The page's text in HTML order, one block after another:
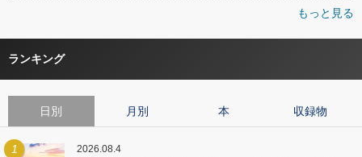
もっと見る
ランキング
日別 月別 本 収録物
1 2026.08.4